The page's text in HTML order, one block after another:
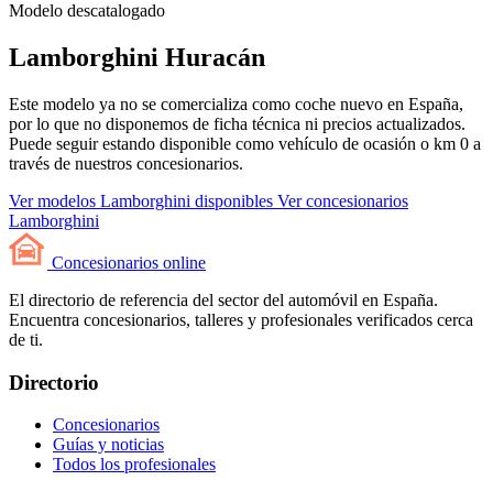
Modelo descatalogado
Lamborghini Huracán
Este modelo ya no se comercializa como coche nuevo en España,
por lo que no disponemos de ficha técnica ni precios actualizados.
Puede seguir estando disponible como vehículo de ocasión o km 0 a
través de nuestros concesionarios.
Ver modelos Lamborghini disponibles Ver concesionarios
Lamborghini
Concesionarios online
El directorio de referencia del sector del automóvil en España.
Encuentra concesionarios, talleres y profesionales verificados cerca
de ti.
Directorio
Concesionarios
Guías y noticias
Todos los profesionales